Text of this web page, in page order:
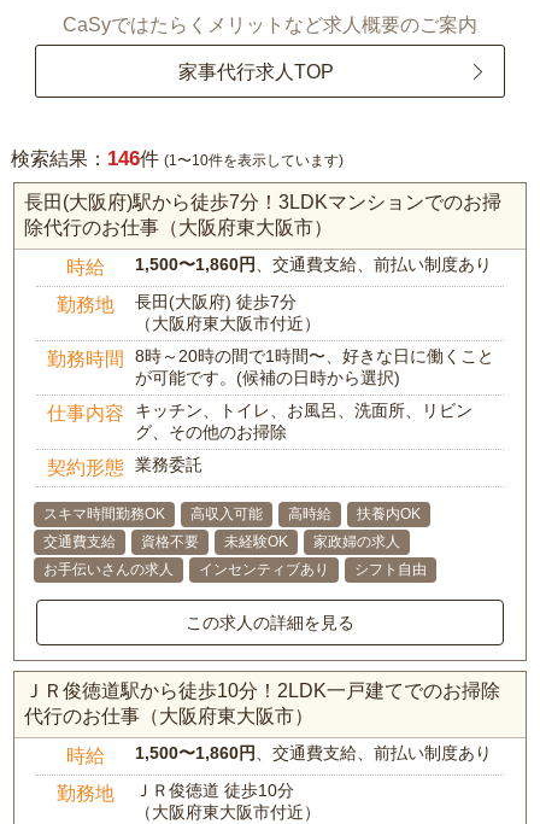
CaSyではたらくメリットなど求人概要のご案内
家事代行求人TOP
検索結果： 146件 (1〜10件を表示しています)
長田(大阪府)駅から徒歩7分！3LDKマンションでのお掃
除代行のお仕事（大阪府東大阪市）
時給 1,500〜1,860円、交通費支給、前払い制度あり
勤務地
長田(大阪府) 徒歩7分
（大阪府東大阪市付近）
勤務時間
8時～20時の間で1時間〜、好きな日に働くこと
が可能です。(候補の日時から選択)
仕事内容
キッチン、トイレ、お風呂、洗面所、リビン
グ、その他のお掃除
契約形態 業務委託
スキマ時間勤務OK 高収入可能 高時給
扶養内OK
交通費支給
資格不要 未経験OK
家政婦の求人
お手伝いさんの求人
インセンティブあり シフト自由
この求人の詳細を見る
ＪＲ俊徳道駅から徒歩10分！2LDK一戸建てでのお掃除
代行のお仕事（大阪府東大阪市）
時給 1,500〜1,860円、交通費支給、前払い制度あり
勤務地
ＪＲ俊徳道 徒歩10分
（大阪府東大阪市付近）